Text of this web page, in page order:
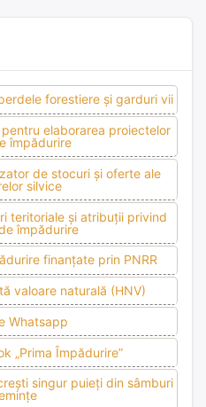
forestiere și garduri vii
elaborarea proiectelor
împădurire
de stocuri și oferte ale
silvice
teritoriale și atribuții privind
împădurire
finanțate prin PNRR
valoare naturală (HNV)
Whatsapp
„Prima Împădurire”
singur puieți din sâmburi